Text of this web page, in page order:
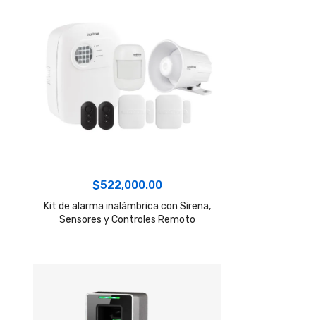
$522,000.00
Kit de alarma inalámbrica con Sirena,
Sensores y Controles Remoto